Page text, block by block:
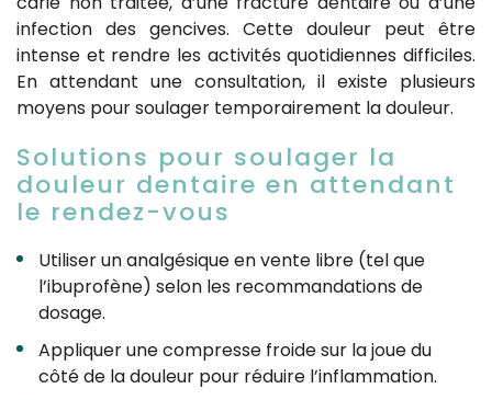
infection des gencives. Cette douleur peut être
intense et rendre les activités quotidiennes difficiles.
En attendant une consultation, il existe plusieurs
moyens pour soulager temporairement la douleur.
Solutions pour soulager la
douleur dentaire en attendant
le rendez-vous
Utiliser un analgésique en vente libre (tel que
l’ibuprofène) selon les recommandations de
dosage.
Appliquer une compresse froide sur la joue du
côté de la douleur pour réduire l’inflammation.